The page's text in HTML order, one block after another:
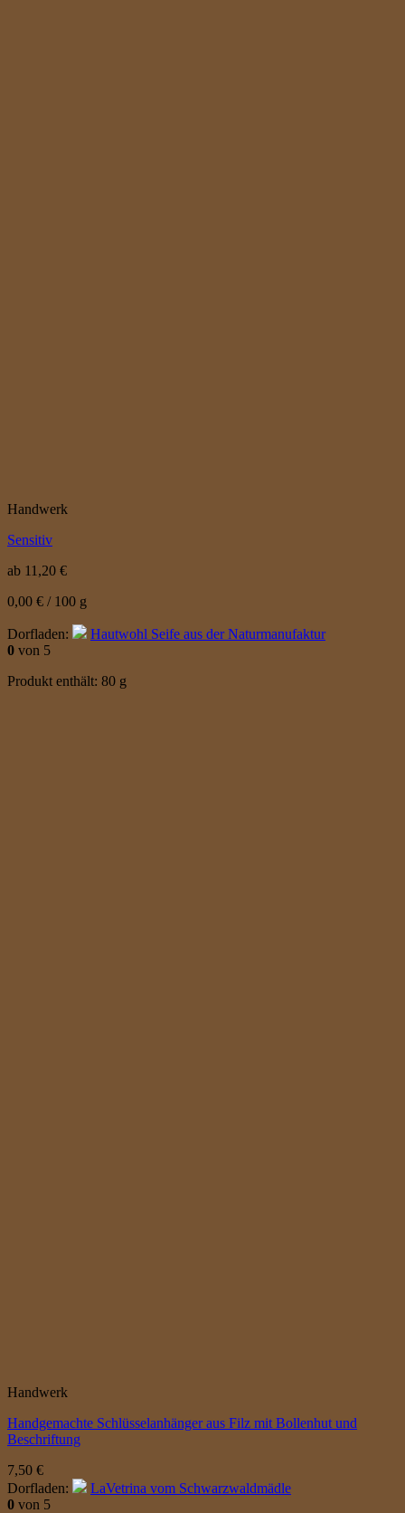
Handwerk
Sensitiv
ab 11,20 €
0,00 € / 100 g
Dorfladen:
Hautwohl Seife aus der Naturmanufaktur
0 von 5
Produkt enthält: 80 g
Handwerk
Handgemachte Schlüsselanhänger aus Filz mit Bollenhut und
Beschriftung
7,50 €
Dorfladen:
LaVetrina vom Schwarzwaldmädle
0 von 5